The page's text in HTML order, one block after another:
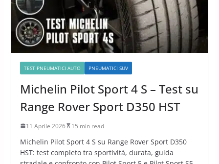
Michelin Pilot Sport 4 S – Test su
Range Rover Sport D350 HST